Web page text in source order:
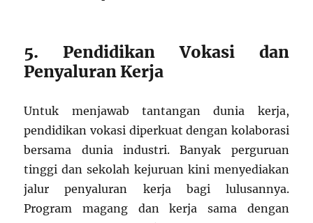
5. Pendidikan Vokasi dan
Penyaluran Kerja
Untuk menjawab tantangan dunia kerja,
pendidikan vokasi diperkuat dengan kolaborasi
bersama dunia industri. Banyak perguruan
tinggi dan sekolah kejuruan kini menyediakan
jalur penyaluran kerja bagi lulusannya.
Program magang dan kerja sama dengan